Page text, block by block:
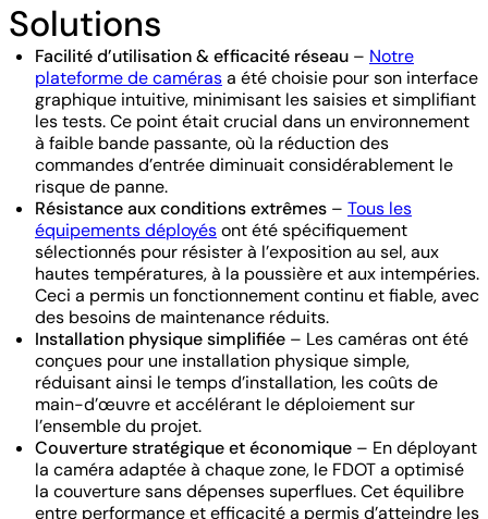
Solutions
Facilité d’utilisation & efficacité réseau – Notre
plateforme de camérasa été choisie pour son interface
graphique intuitive, minimisant les saisies et simplifiant
les tests. Ce point était crucial dans un environnement
à faible bande passante, où la réduction des
commandes d’entrée diminuait considérablement le
risque de panne.
Résistance aux conditions extrêmes – Tous les
équipements déployésont été spécifiquement
sélectionnés pour résister à l’exposition au sel, aux
hautes températures, à la poussière et aux intempéries.
Ceci a permis un fonctionnement continu et fiable, avec
des besoins de maintenance réduits.
Installation physique simplifiée – Les caméras ont été
conçues pour une installation physique simple,
réduisant ainsi le temps d’installation, les coûts de
main-d’œuvre et accélérant le déploiement sur
l’ensemble du projet.
Couverture stratégique et économique – En déployant
la caméra adaptée à chaque zone, le FDOT a optimisé
la couverture sans dépenses superflues. Cet équilibre
entre performance et efficacité a permis d’atteindre les